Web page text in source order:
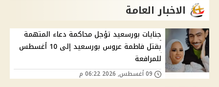
الاخبار العامة
جنايات بورسعيد تؤجل محاكمة دعاء المتهمة
بقتل فاطمة عروس بورسعيد إلى 10 أغسطس
للمرافعة